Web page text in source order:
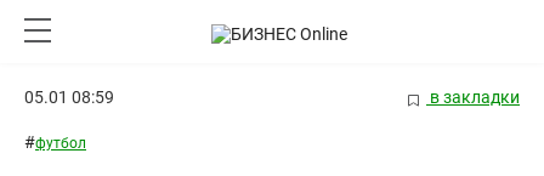
05.01 08:59 в закладки
#футбол